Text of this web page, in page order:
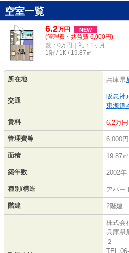
空室一覧
6.2万円 NEW
(管理費・共益費 6,000円)
敷：0万円｜礼：1ヶ月
1階 / 1K / 19.87㎡
所在地 兵庫県
交通
阪急神
東海道
賃料 6.2万円
管理費等 6,000円
面積 19.87㎡
築年数 2002年
種別/構造 アパー
階建 2階建
株式会
兵庫県
２